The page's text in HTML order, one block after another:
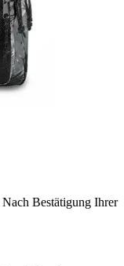
Nach Bestätigung Ihrer